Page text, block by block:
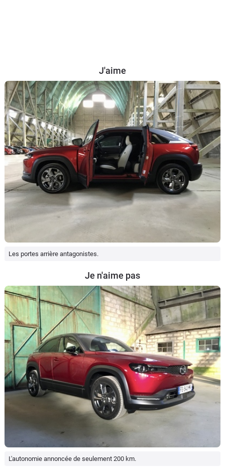
J'aime
Les portes arrière antagonistes.
Je n'aime pas
L'autonomie annoncée de seulement 200 km.